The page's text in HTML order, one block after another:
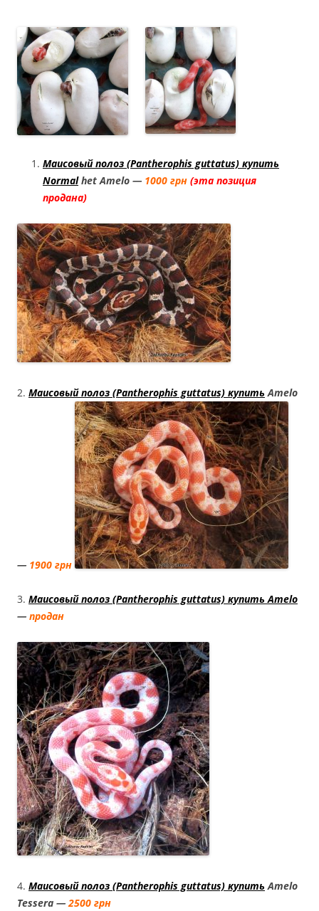
Маисовый полоз (Pantherophis guttatus) купить
Normalhet Amelo — 1000 грн (эта позиция
продана)
2. Маисовый полоз (Pantherophis guttatus) купить Amelo
— 1900 грн
3. Маисовый полоз (Pantherophis guttatus) купить Amelo
— продан
4. Маисовый полоз (Pantherophis guttatus) купить Amelo
Tessera — 2500 грн